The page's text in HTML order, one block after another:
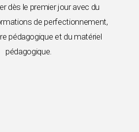
dès le premier jour avec du
de perfectionnement,
pédagogique et du matériel
pédagogique.